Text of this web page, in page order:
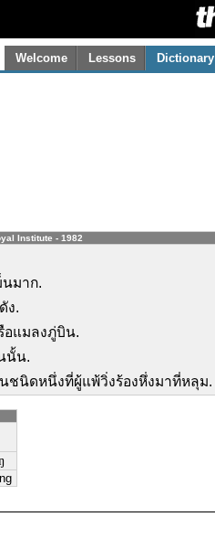
Welcome Lessons Dictionary
Institute - 1982
นมาก.
ง.
อแมลงภู่บิน.
นั้น.
นชนิดหนึ่งที่ผู้แพ้วิ่งร้องหึ่งมาที่หลุม.